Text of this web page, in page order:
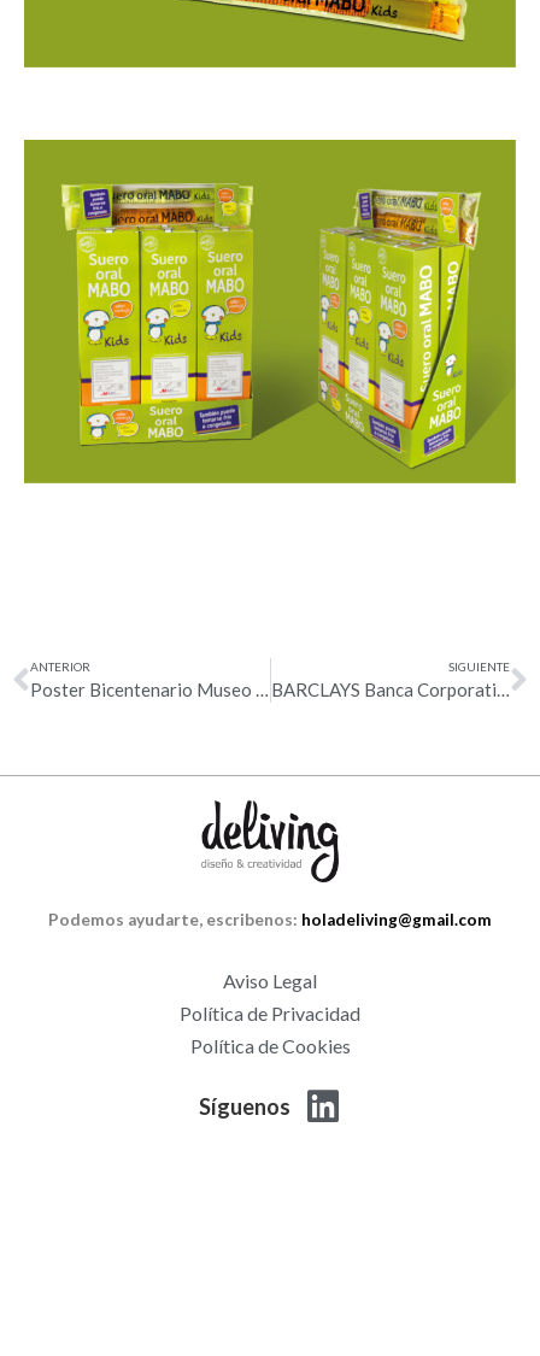
ANTERIOR
Poster Bicentenario Museo Nacional del Prado
SIGUIENTE
BARCLAYS Banca Corporativa
Podemos ayudarte, escribenos: holadeliving@gmail.com
Aviso Legal
Política de Privacidad
Política de Cookies
Síguenos